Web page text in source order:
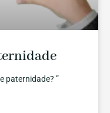
paternidade? ”